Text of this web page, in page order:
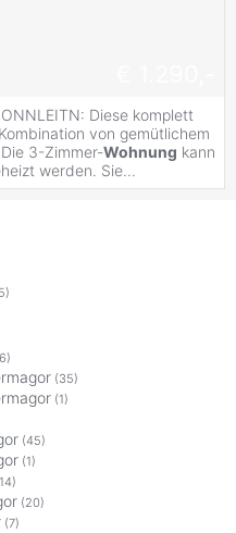
Diese komplett
von gemütlichem
3-Zimmer-Wohnung kann
werden. Sie...
(35)
(1)
(45)
(1)
(20)
(7)